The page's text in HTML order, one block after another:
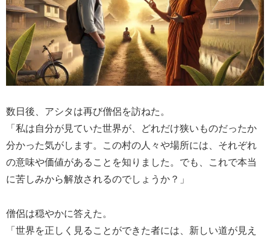
数日後、アシタは再び僧侶を訪ねた。
「私は自分が見ていた世界が、どれだけ狭いものだったか
分かった気がします。この村の人々や場所には、それぞれ
の意味や価値があることを知りました。でも、これで本当
に苦しみから解放されるのでしょうか？」
僧侶は穏やかに答えた。
「世界を正しく見ることができた者には、新しい道が見え